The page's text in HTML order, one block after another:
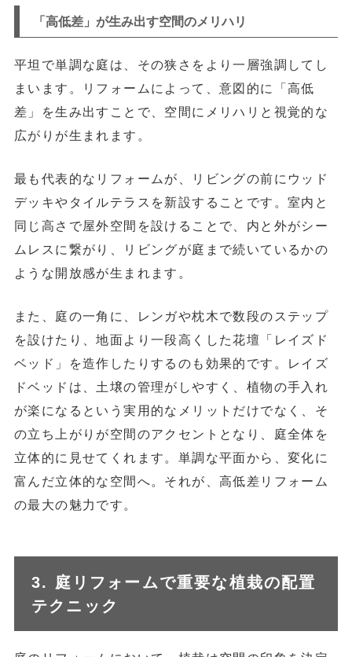
「高低差」が生み出す空間のメリハリ
平坦で単調な庭は、その狭さをより一層強調してし
まいます。リフォームによって、 意図的に「高低
差」を生み出す ことで、空間にメリハリと視覚的な
広がりが生まれます。
最も代表的なリフォームが、リビングの前に ウッド
デッキやタイルテラス を新設することです。室内と
同じ高さで屋外空間を設けることで、内と外がシー
ムレスに繋がり、リビングが庭まで続いているかの
ような開放感が生まれます。
また、庭の一角に、レンガや枕木で数段のステップ
を設けたり、地面より一段高くした花壇「レイズド
ベッド」を造作したりするのも効果的です。レイズ
ドベッドは、土壌の管理がしやすく、植物の手入れ
が楽になるという実用的なメリットだけでなく、そ
の立ち上がりが空間のアクセントとなり、庭全体を
立体的に見せてくれます。単調な平面から、変化に
富んだ立体的な空間へ。それが、高低差リフォーム
の最大の魅力です。
3. 庭リフォームで重要な植栽の配置
テクニック